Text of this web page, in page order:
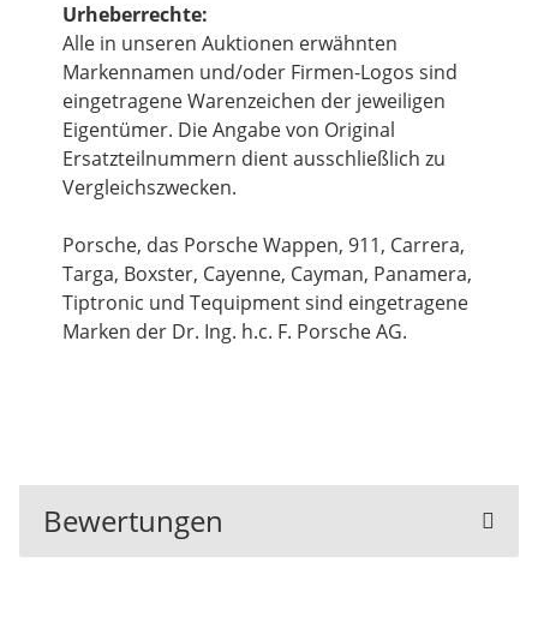
Urheberrechte:
Alle in unseren Auktionen erwähnten
Markennamen und/oder Firmen-Logos sind
eingetragene Warenzeichen der jeweiligen
Eigentümer. Die Angabe von Original
Ersatzteilnummern dient ausschließlich zu
Vergleichszwecken.
Porsche, das Porsche Wappen, 911, Carrera,
Targa, Boxster, Cayenne, Cayman, Panamera,
Tiptronic und Tequipment sind eingetragene
Marken der Dr. Ing. h.c. F. Porsche AG.
Bewertungen